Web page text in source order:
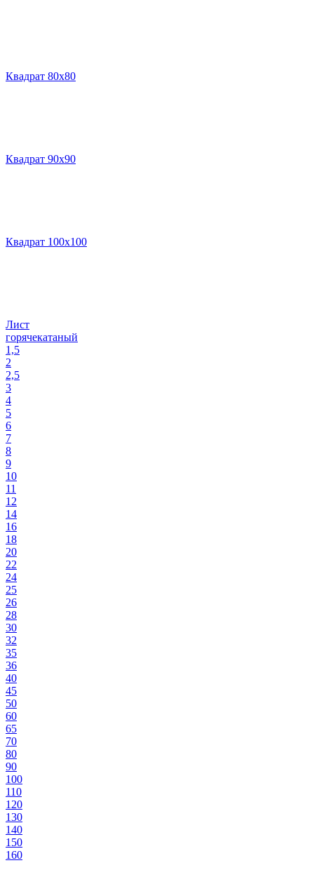
Квадрат 80х80
Квадрат 90х90
Квадрат 100х100
Лист
горячекатаный
1,5
2
2,5
3
4
5
6
7
8
9
10
11
12
14
16
18
20
22
24
25
26
28
30
32
35
36
40
45
50
60
65
70
80
90
100
110
120
130
140
150
160